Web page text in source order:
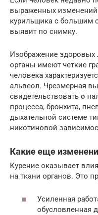
выраженных изменений
курильщика с большим
выявит по снимку.
Изображение здоровых
органы имеют четкие
человека
альвеол. Чрезмерная
свидетельствовать о
процесса, бронхита,
дыхательной системе
никотиновой
Какие еще
Курение оказывает
на ткани органов. Это
Усиленная
обусловленная